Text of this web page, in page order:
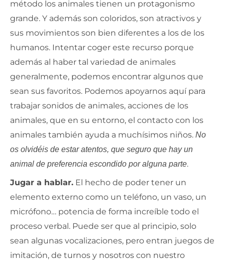
método los animales tienen un protagonismo
grande. Y además son coloridos, son atractivos y
sus movimientos son bien diferentes a los de los
humanos. Intentar coger este recurso porque
además al haber tal variedad de animales
generalmente, podemos encontrar algunos que
sean sus favoritos. Podemos apoyarnos aquí para
trabajar sonidos de animales, acciones de los
animales, que en su entorno, el contacto con los
animales también ayuda a muchísimos niños. No
os olvidéis de estar atentos, que seguro que hay un
animal de preferencia escondido por alguna parte.
Jugar a hablar. El hecho de poder tener un
elemento externo como un teléfono, un vaso, un
micrófono… potencia de forma increíble todo el
proceso verbal. Puede ser que al principio, solo
sean algunas vocalizaciones, pero entran juegos de
imitación, de turnos y nosotros con nuestro